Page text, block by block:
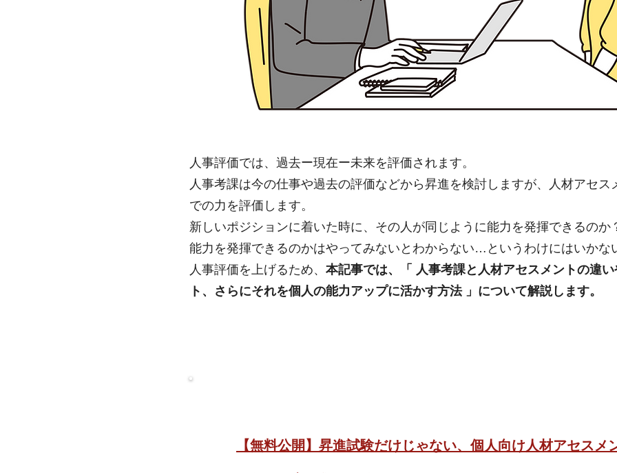
人事評価では、過去ー現在ー未来を評価されます。
人事考課は今の仕事や過去の評価などから昇進を検討しますが、人材アセス
での力を評価します。
新しいポジションに着いた時に、その人が同じように能力を発揮できるのか
能力を発揮できるのかはやってみないとわからない…​というわけにはいかな
人事評価を上げるため、 本記事では、「 人事考課と人材アセスメントの違
ト、さらにそれを個人の能力アップに活かす方法 」について解説します。
【無料公開】昇進試験だけじゃない、個人向け人材アセスメ